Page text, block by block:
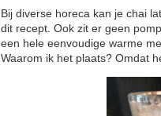
Bij diverse horeca kan je chai
dit recept. Ook zit er geen
een hele eenvoudige warme
Waarom ik het plaats? Omdat